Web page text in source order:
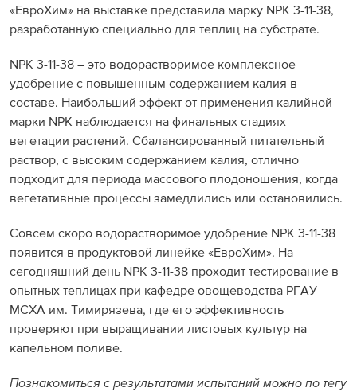
«ЕвроХим» на выставке представила марку NPK 3-11-38,
разработанную специально для теплиц на субстрате.
NPK 3-11-38 – это водорастворимое комплексное
удобрение с повышенным содержанием калия в
составе. Наибольший эффект от применения калийной
марки NPK наблюдается на финальных стадиях
вегетации растений. Сбалансированный питательный
раствор, с высоким содержанием калия, отлично
подходит для периода массового плодоношения, когда
вегетативные процессы замедлились или остановились.
Совсем скоро водорастворимое удобрение NPK 3-11-38
появится в продуктовой линейке «ЕвроХим». На
сегодняшний день NPK 3-11-38 проходит тестирование в
опытных теплицах при кафедре овощеводства РГАУ
МСХА им. Тимирязева, где его эффективность
проверяют при выращивании листовых культур на
капельном поливе.
Познакомиться с результатами испытаний можно по тегу